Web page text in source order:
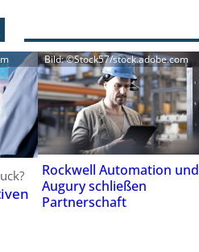
Bild: ©Stock57/stock.adobe.com
Rockwell Automation und
Augury schließen
Partnerschaft